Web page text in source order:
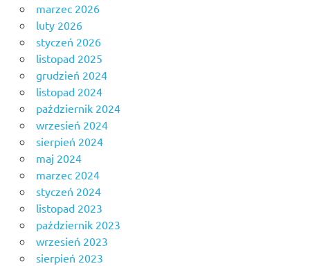
marzec 2026
luty 2026
styczeń 2026
listopad 2025
grudzień 2024
listopad 2024
październik 2024
wrzesień 2024
sierpień 2024
maj 2024
marzec 2024
styczeń 2024
listopad 2023
październik 2023
wrzesień 2023
sierpień 2023